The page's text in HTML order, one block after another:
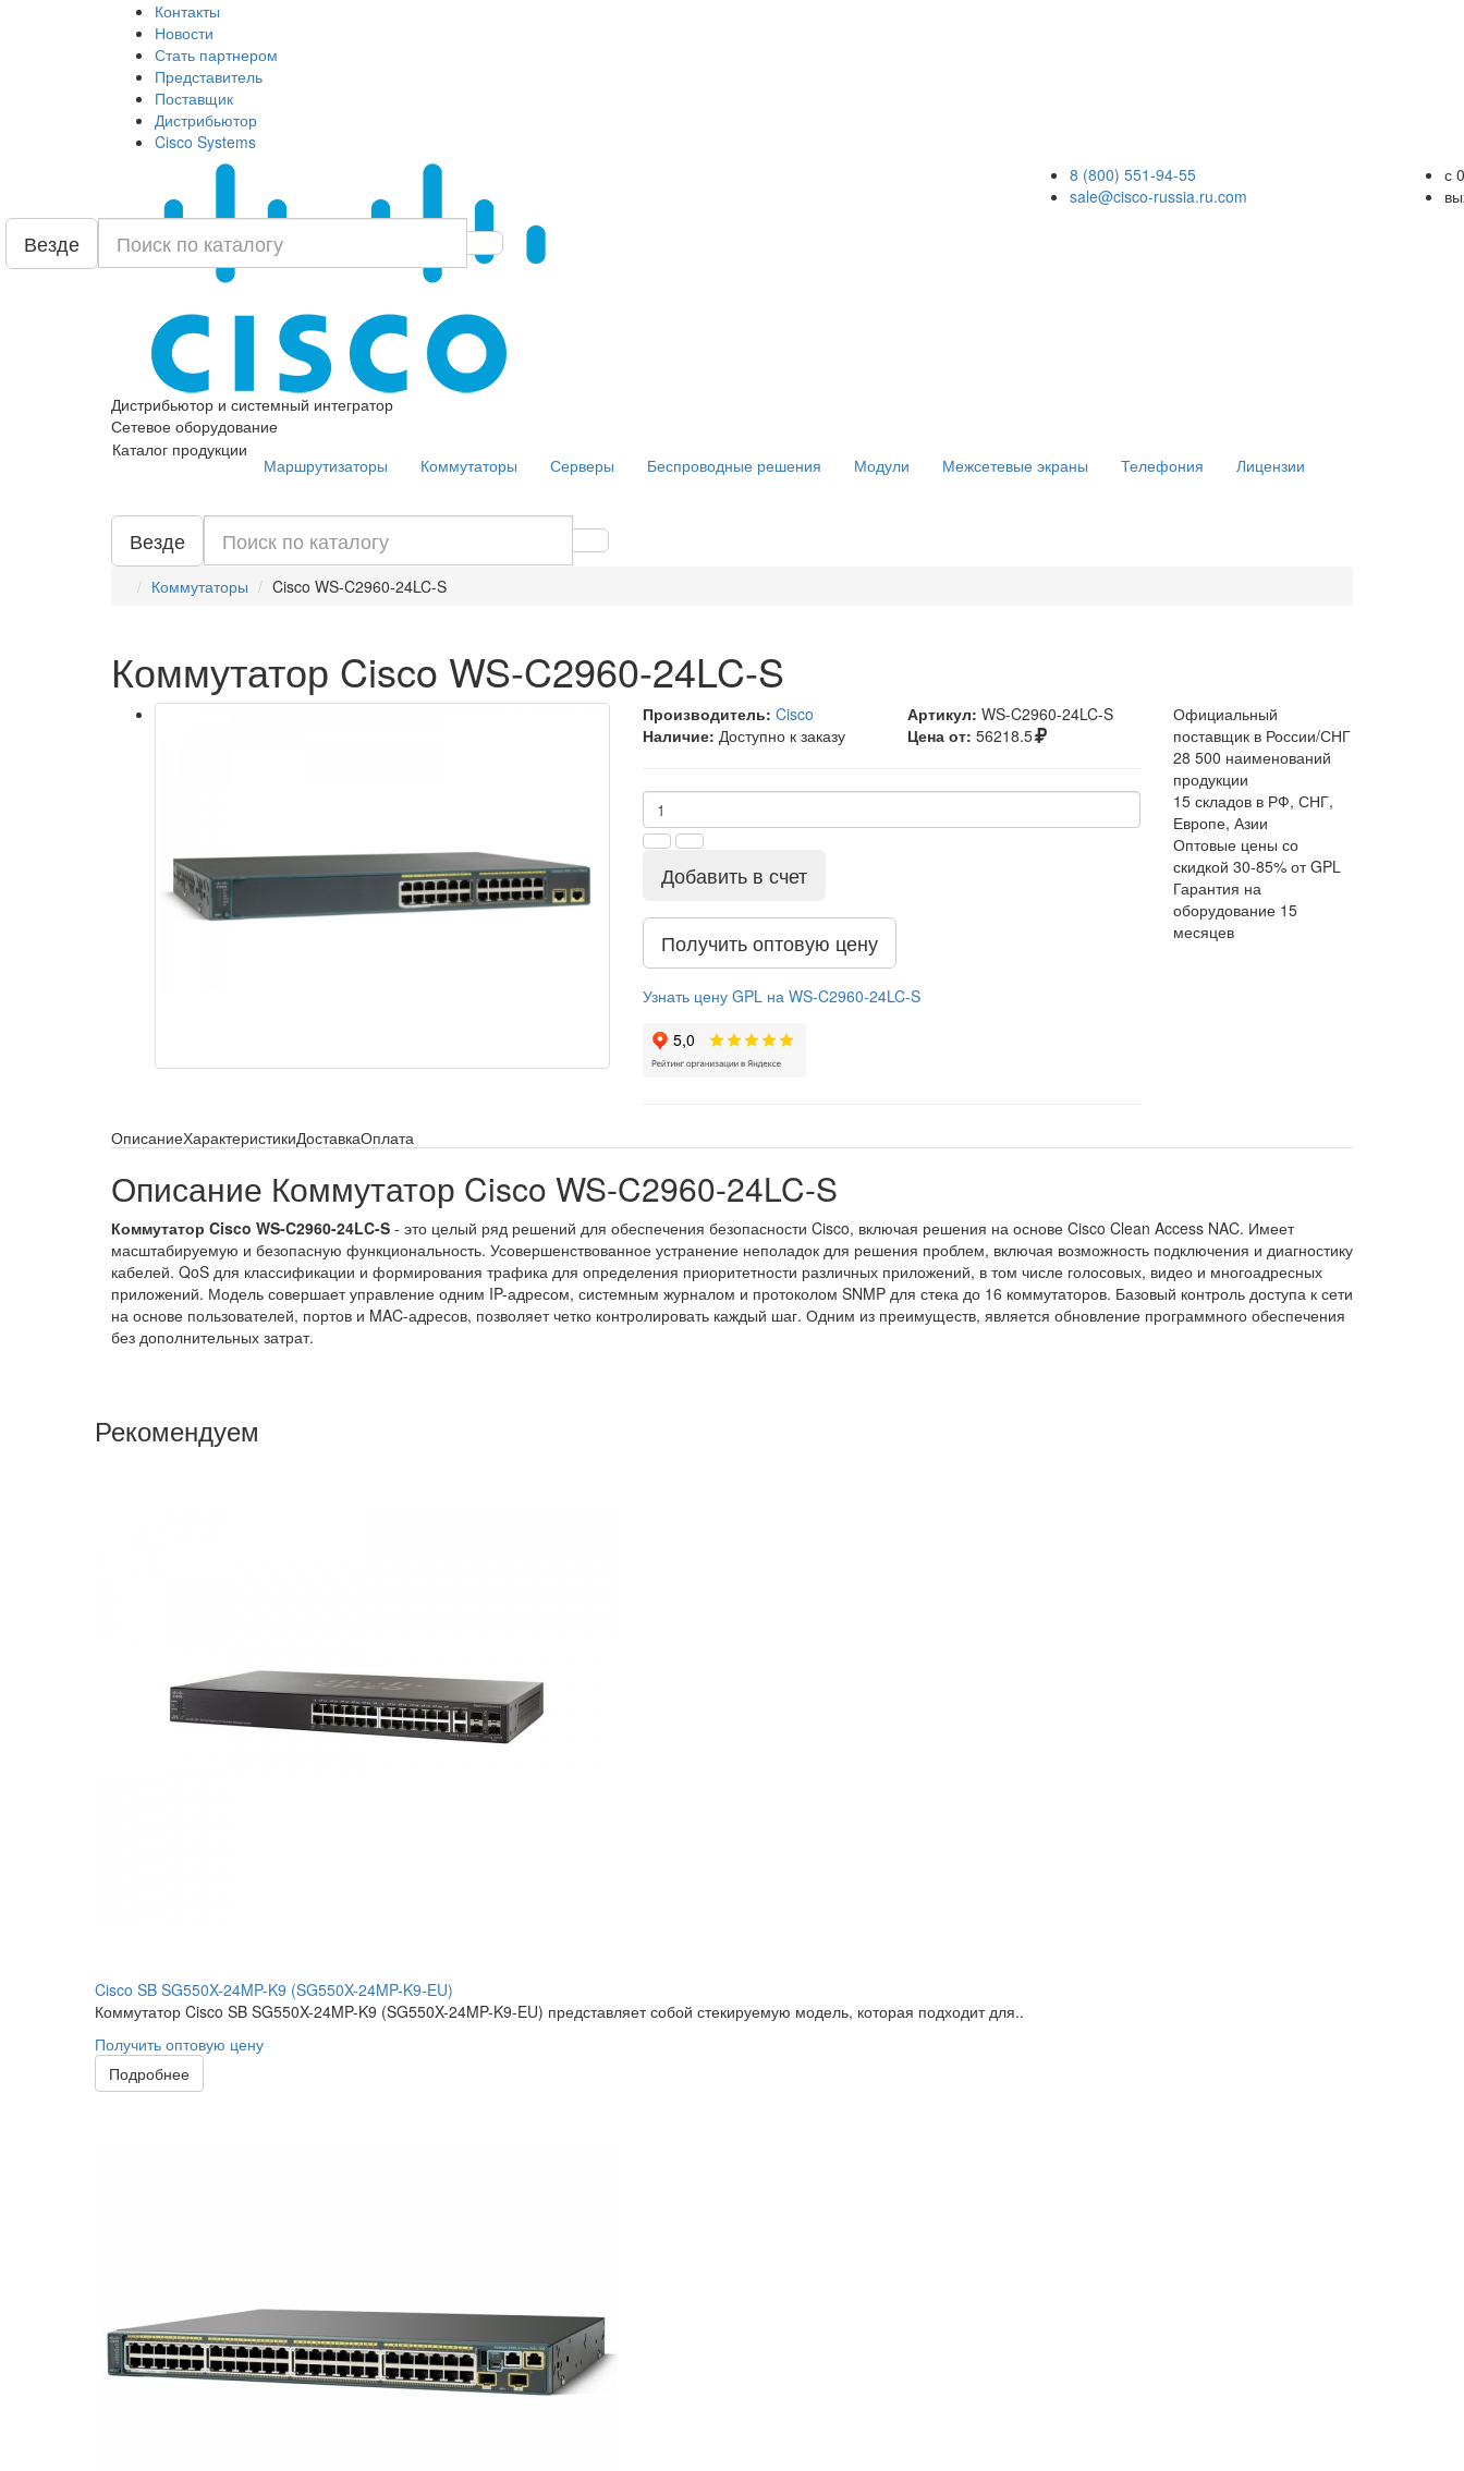
Контакты
Новости
Стать партнером
Представитель
Поставщик
Дистрибьютор
Cisco Systems
Дистрибьютор и системный интегратор
Сетевое оборудование
8 (800) 551-94-55
sale@cisco-russia.ru.com
с
Везде
Каталог продукции
Маршрутизаторы Коммутаторы Серверы Беспроводные решения Модули Межсетевые экраны Телефония Лицензии
Везде
Коммутаторы Cisco WS-C2960-24LC-S
Коммутатор Cisco WS-C2960-24LC-S
Производитель: Cisco Артикул: WS-C2960-24LC-S
Наличие: Доступно к заказу Цена от: 56218.5
Добавить в счет
Получить оптовую цену
Узнать цену GPL на WS-C2960-24LC-S
Официальный
поставщик в России/СНГ
28 500 наименований
продукции
15 складов в РФ, СНГ,
Европе, Азии
Оптовые цены со
скидкой 30-85% от GPL
Гарантия на
оборудование 15
месяцев
ОписаниеХарактеристикиДоставкаОплата
Описание Коммутатор Cisco WS-C2960-24LC-S
Коммутатор Cisco WS-C2960-24LC-S - это целый ряд решений для обеспечения безопасности Cisco, включая решения на основе Cisco Clean Access NAC. Имеет
масштабируемую и безопасную функциональность. Усовершенствованное устранение неполадок для решения проблем, включая возможность подключения и диагностику
кабелей. QoS для классификации и формирования трафика для определения приоритетности различных приложений, в том числе голосовых, видео и многоадресных
приложений. Модель совершает управление одним IP-адресом, системным журналом и протоколом SNMP для стека до 16 коммутаторов. Базовый контроль доступа к сети
на основе пользователей, портов и MAC-адресов, позволяет четко контролировать каждый шаг. Одним из преимуществ, является обновление программного обеспечения
без дополнительных затрат.
Рекомендуем
Cisco SB SG550X-24MP-K9 (SG550X-24MP-K9-EU)
Коммутатор Cisco SB SG550X-24MP-K9 (SG550X-24MP-K9-EU) представляет собой стекируемую модель, которая подходит для..
Получить оптовую цену
Подробнее